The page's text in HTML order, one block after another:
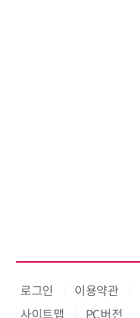
로그인 이용약관
사이트맵
PC버전